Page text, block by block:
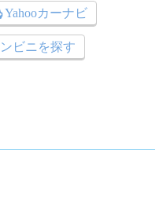
Yahooカーナビ
ビニを探す